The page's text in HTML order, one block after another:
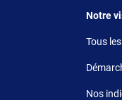
Footer 1
Notre
Tous
Nos